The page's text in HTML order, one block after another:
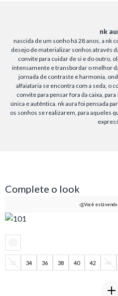
nk
nascida de um sonho há 28 anos, a nk
desejo de materializar sonhos através
convite para cuidar de si e do outro,
intensamente e transbordar o melhor
jornada de contraste e harmonia,
alfaiataria se encontra com a seda, o
convite para pensar fora da caixa,
única e autêntica. nk aura foi pensada
os sonhos se realizarem, para aqueles
Complete o look
Você está
32 34 36 38 40 42 44